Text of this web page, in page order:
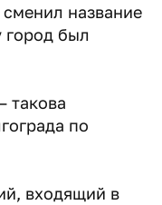
название
город был
такова
по
входящий в